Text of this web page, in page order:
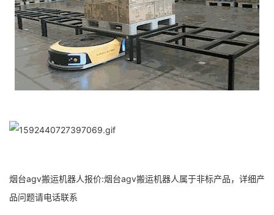
烟台agv搬运机器人报价:烟台agv搬运机器人属于非标产品，详细产
品问题请电话联系